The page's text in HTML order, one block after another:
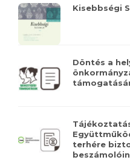
Kisebbségi
Döntés a
terhére